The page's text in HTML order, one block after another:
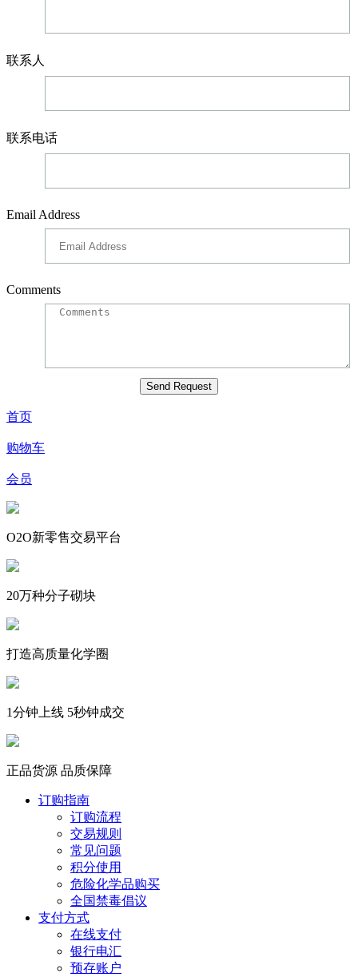
联系人
联系电话
Email Address
Comments
首页
购物车
会员
O2O新零售交易平台
20万种分子砌块
打造高质量化学圈
1分钟上线 5秒钟成交
正品货源 品质保障
订购指南
订购流程
交易规则
常见问题
积分使用
危险化学品购买
全国禁毒倡议
支付方式
在线支付
银行电汇
预存账户